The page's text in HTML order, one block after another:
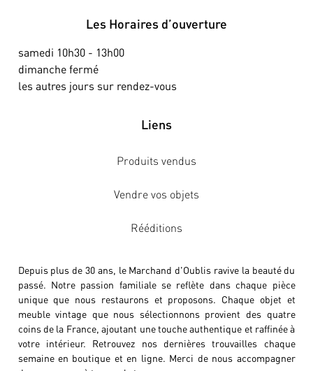
Les Horaires d’ouverture
samedi 10h30 - 13h00
dimanche fermé
les autres jours sur rendez-vous
Liens
Produits vendus
Vendre vos objets
Rééditions
Depuis plus de 30 ans, le Marchand d'Oublis ravive la beauté du
passé. Notre passion familiale se reflète dans chaque pièce
unique que nous restaurons et proposons. Chaque objet et
meuble vintage que nous sélectionnons provient des quatre
coins de la France, ajoutant une touche authentique et raffinée à
votre intérieur. Retrouvez nos dernières trouvailles chaque
semaine en boutique et en ligne. Merci de nous accompagner